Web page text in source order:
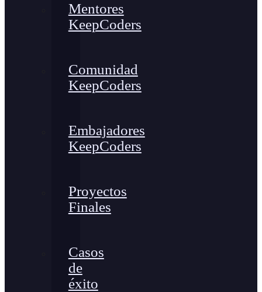
Mentores
KeepCoders
Comunidad
KeepCoders
Embajadores
KeepCoders
Proyectos
Finales
Casos
de
éxito